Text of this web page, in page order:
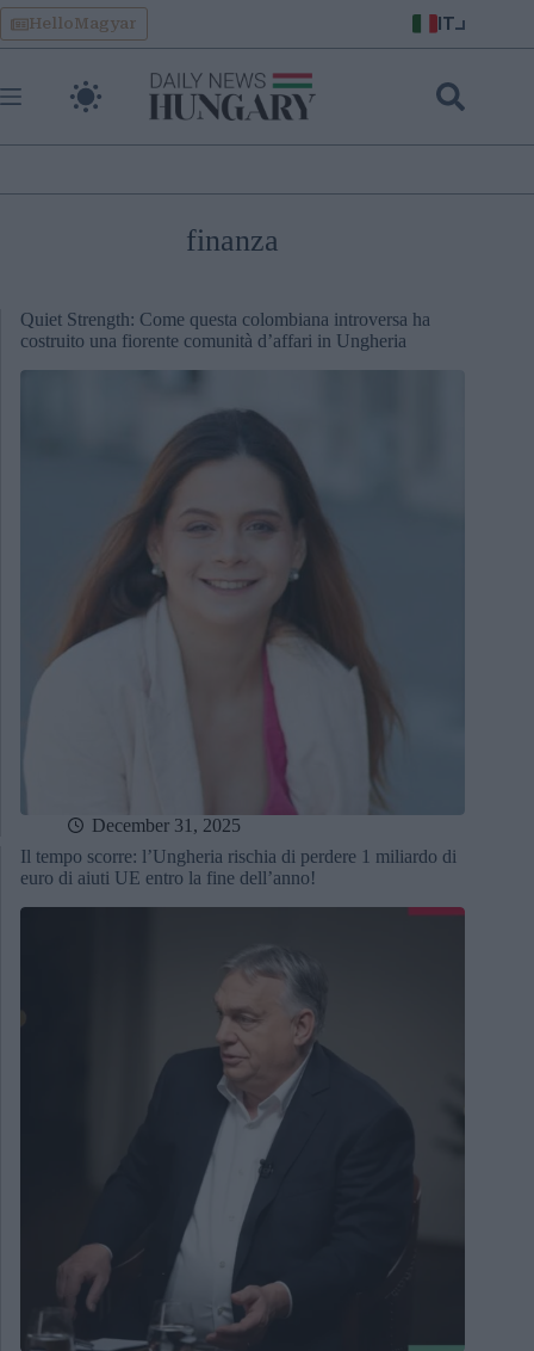
Skip
to
content
HelloMagyar IT
finanza
Quiet Strength: Come questa colombiana introversa ha
costruito una fiorente comunità d’affari in Ungheria
December 31, 2025
Il tempo scorre: l’Ungheria rischia di perdere 1 miliardo di
euro di aiuti UE entro la fine dell’anno!